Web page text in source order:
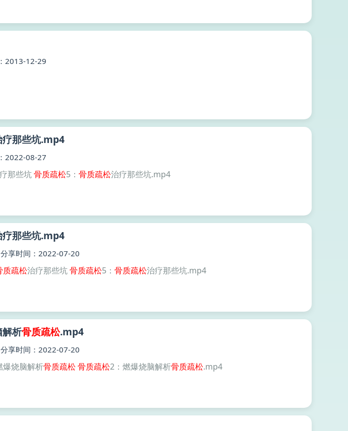
2013-12-29
疗那些坑.mp4
2022-08-27
那些坑骨质疏松5： 骨质疏松治疗那些坑.mp4
疗那些坑.mp4
分享时间：2022-07-20
质疏松治疗那些坑骨质疏松5： 骨质疏松治疗那些坑.mp4
析骨质疏松.mp4
分享时间：2022-07-20
爆烧脑解析骨质疏松骨质疏松2：燃爆烧脑解析骨质疏松.mp4